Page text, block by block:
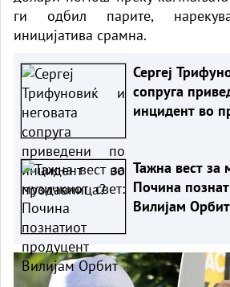
ги одбил парите,
иницијатива срамна.
Сергеј
сопруга
инцидент во
Тажна вест за
Почина
Вилијам Орбит